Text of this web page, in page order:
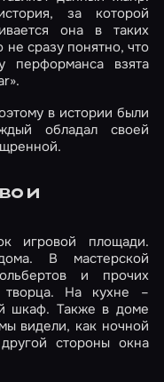
за которой
она в таких
не сразу понятно, что
перформанса взята
в истории были
обладал своей
и
игровой площади.
В мастерской
и прочих
творца. На кухне –
шкаф. Также в доме
видели, как ночной
стороны окна